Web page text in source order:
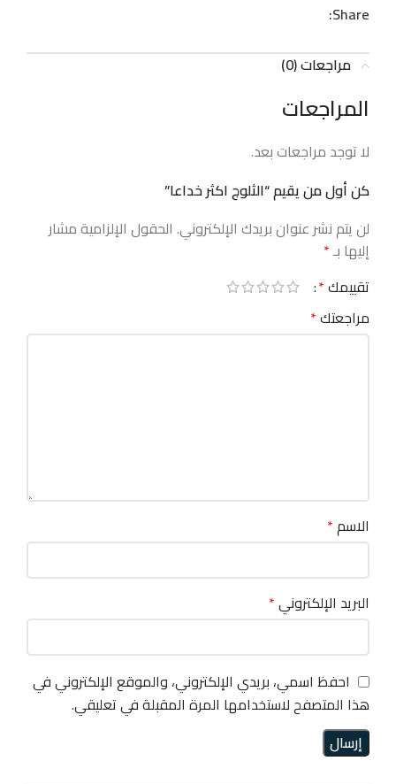
Share:
مراجعات (0)
المراجعات
لا توجد مراجعات بعد.
كن أول من يقيم “الثلوج اكثر خداعا”
لن يتم نشر عنوان بريدك الإلكتروني. الحقول الإلزامية مشار
إليها بـ*
تقييمك*
مراجعتك*
الاسم*
البريد الإلكتروني*
احفظ اسمي، بريدي الإلكتروني، والموقع الإلكتروني في
هذا المتصفح لاستخدامها المرة المقبلة في تعليقي.